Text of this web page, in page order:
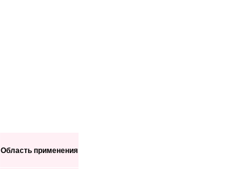
Область применения